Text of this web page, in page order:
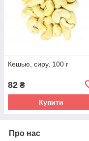
Кешью, сиру, 100 г
82 ₴
Купити
Про нас